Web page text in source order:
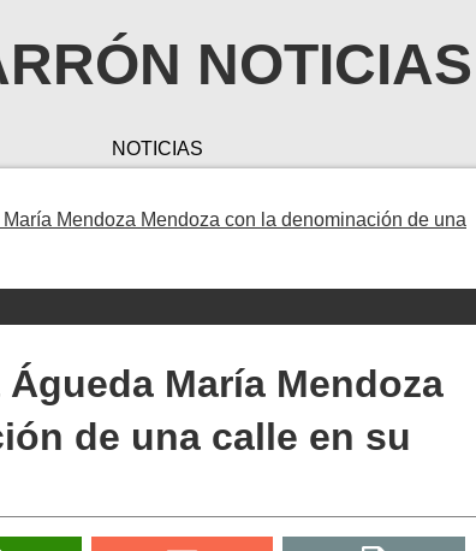
NOTICIAS
NOTICIAS
Mendoza Mendoza con la denominación de una
María Mendoza
de una calle en su